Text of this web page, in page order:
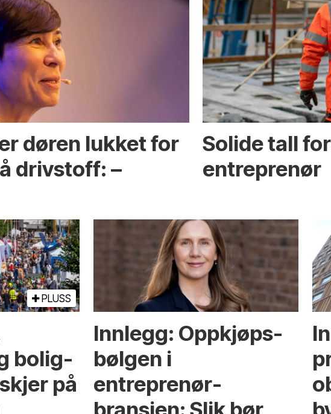
døren lukket for
drivstoff: –
Solide tall
entreprenør
PLUSS
bolig­
på
Innlegg: Oppkjøps­
bølgen i
entreprenør­